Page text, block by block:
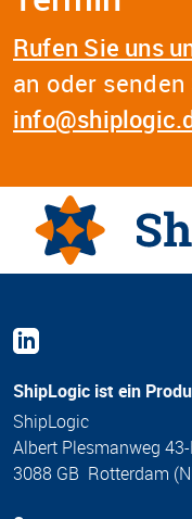
Rufen Sie uns
an oder senden
ShipLogic ist ein
ShipLogic
Albert Plesmanweg
3088 GB Rotterdam